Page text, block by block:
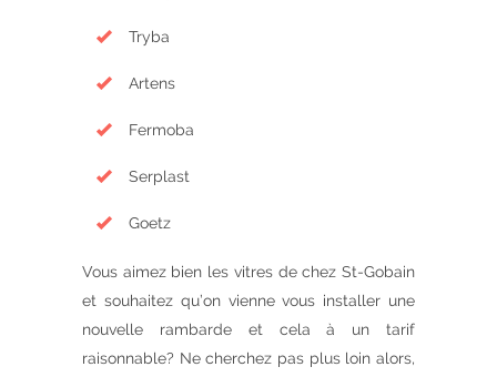
Tryba
Artens
Fermoba
Serplast
Goetz
Vous aimez bien les vitres de chez St-Gobain
et souhaitez qu’on vienne vous installer une
nouvelle rambarde et cela à un tarif
raisonnable? Ne cherchez pas plus loin alors,